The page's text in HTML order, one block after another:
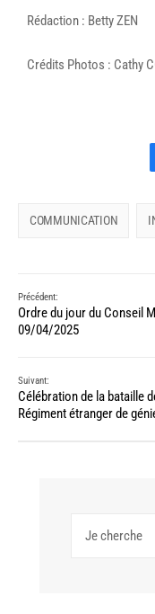
Rédaction : Betty ZEN
Crédits Photos : Cathy
COMMUNICATION
Précédent:
Ordre du jour du Conseil
09/04/2025
Suivant:
Célébration de la bataille
Régiment étranger de